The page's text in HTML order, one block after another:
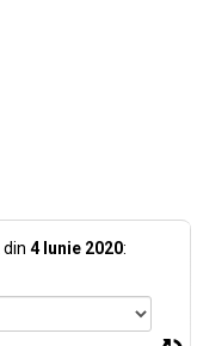
din 4 Iunie 2020: